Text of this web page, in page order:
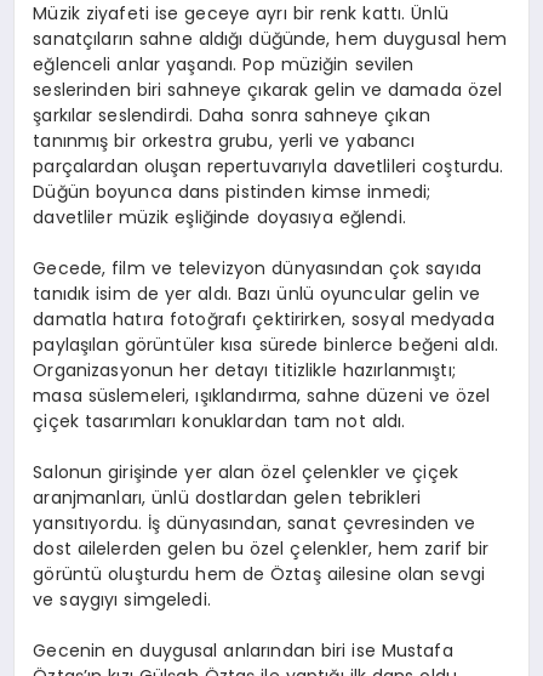
Müzik ziyafeti ise geceye ayrı bir renk kattı. Ünlü
sanatçıların sahne aldığı düğünde, hem duygusal hem
eğlenceli anlar yaşandı. Pop müziğin sevilen
seslerinden biri sahneye çıkarak gelin ve damada özel
şarkılar seslendirdi. Daha sonra sahneye çıkan
tanınmış bir orkestra grubu, yerli ve yabancı
parçalardan oluşan repertuvarıyla davetlileri coşturdu.
Düğün boyunca dans pistinden kimse inmedi;
davetliler müzik eşliğinde doyasıya eğlendi.
Gecede, film ve televizyon dünyasından çok sayıda
tanıdık isim de yer aldı. Bazı ünlü oyuncular gelin ve
damatla hatıra fotoğrafı çektirirken, sosyal medyada
paylaşılan görüntüler kısa sürede binlerce beğeni aldı.
Organizasyonun her detayı titizlikle hazırlanmıştı;
masa süslemeleri, ışıklandırma, sahne düzeni ve özel
çiçek tasarımları konuklardan tam not aldı.
Salonun girişinde yer alan özel çelenkler ve çiçek
aranjmanları, ünlü dostlardan gelen tebrikleri
yansıtıyordu. İş dünyasından, sanat çevresinden ve
dost ailelerden gelen bu özel çelenkler, hem zarif bir
görüntü oluşturdu hem de Öztaş ailesine olan sevgi
ve saygıyı simgeledi.
Gecenin en duygusal anlarından biri ise Mustafa